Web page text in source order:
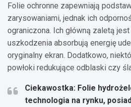
Folie ochronne zapewniają
zarysowaniami, jednak ich
ograniczona. Ich główną zaletą
uszkodzenia absorbują energię
oryginalny ekran. Dodatkowo,
powłoki redukujące odblaski czy
Ciekawostka: Folie
technologia na rynku,